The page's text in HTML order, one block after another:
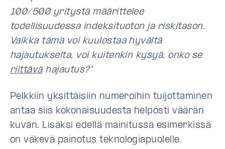
100/500 yritystä määrittelee
todellisuudessa indeksituoton ja riskitason.
Vaikka tämä voi kuulostaa hyvältä
hajautukselta, voi kuitenkin kysyä, onko se
riittävähajautus?”
Pelkkiin yksittäisiin numeroihin tuijottaminen
antaa siis kokonaisuudesta helposti väärän
kuvan. Lisäksi edellä mainitussa esimerkissä
on väkevä painotus teknologiapuolelle.